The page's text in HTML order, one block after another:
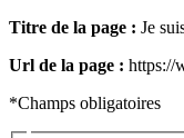
Titre de la page : Je
Url de la page : https://
*Champs obligatoires